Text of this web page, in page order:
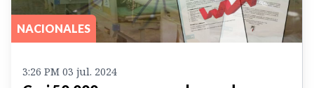
NACIONALES
3:26 PM 03 jul. 2024